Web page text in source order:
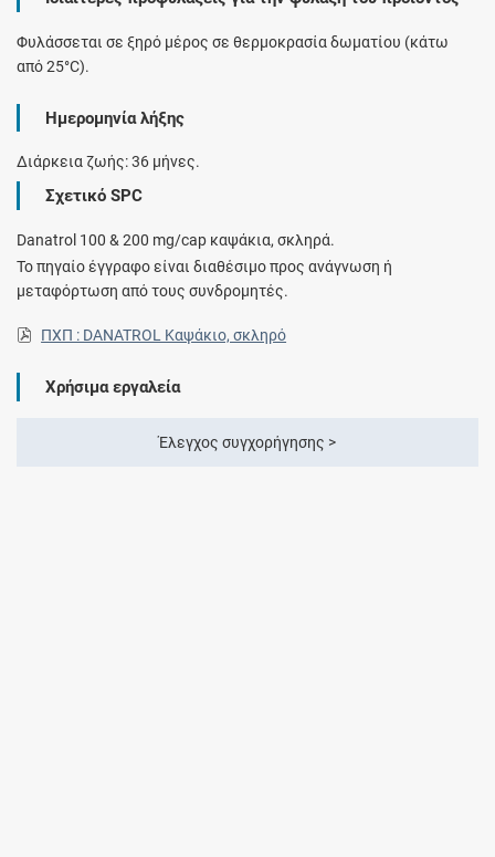
Φυλάσσεται σε ξηρό μέρος σε θερμοκρασία δωματίου (κάτω
από 25°C).
Ημερομηνία λήξης
Διάρκεια ζωής: 36 μήνες.
Σχετικό SPC
Danatrol 100 & 200 mg/cap καψάκια, σκληρά.
Το πηγαίο έγγραφο είναι διαθέσιμο προς ανάγνωση ή
μεταφόρτωση από τους συνδρομητές.
ΠΧΠ : DANATROL Καψάκιο, σκληρό
Χρήσιμα εργαλεία
Έλεγχος συγχορήγησης >